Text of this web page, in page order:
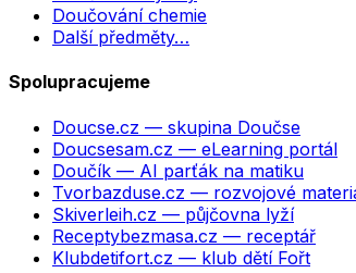
Doučování chemie
Další předměty…
Spolupracujeme
Doucse.cz — skupina Doučse
Doucsesam.cz — eLearning portál
Doučík — AI parťák na matiku
Tvorbazduse.cz — rozvojové
Skiverleih.cz — půjčovna lyží
Receptybezmasa.cz — receptář
Klubdetifort.cz — klub dětí Fořt